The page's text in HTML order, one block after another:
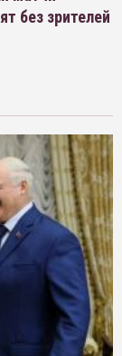
без зрителей